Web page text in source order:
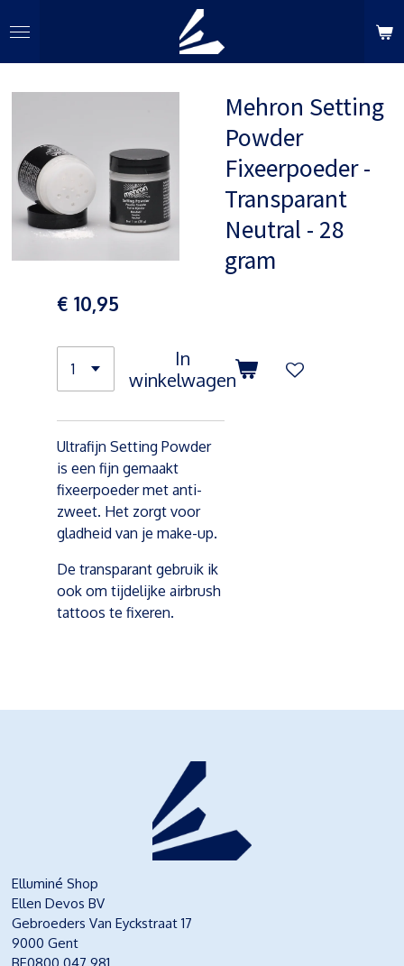
direct
naar
Mehron Setting
Powder
Fixeerpoeder -
Transparant
Neutral - 28
gram
€ 10,95
In
winkelwagen
Ultrafijn Setting Powder
is een fijn gemaakt
fixeerpoeder met anti-
zweet. Het zorgt voor
gladheid van je make-up.
De transparant gebruik ik
ook om tijdelijke airbrush
tattoos te fixeren.
Elluminé Shop
Ellen Devos BV
Gebroeders Van Eyckstraat 17
9000 Gent